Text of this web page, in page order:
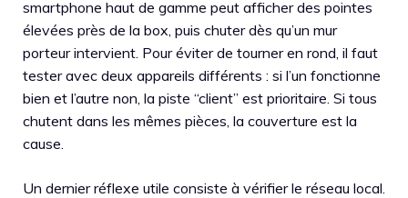
smartphone haut de gamme peut afficher des pointes
élevées près de la box, puis chuter dès qu’un mur
porteur intervient. Pour éviter de tourner en rond, il faut
tester avec deux appareils différents : si l’un fonctionne
bien et l’autre non, la piste “client” est prioritaire. Si tous
chutent dans les mêmes pièces, la couverture est la
cause.
Un dernier réflexe utile consiste à vérifier le réseau local.